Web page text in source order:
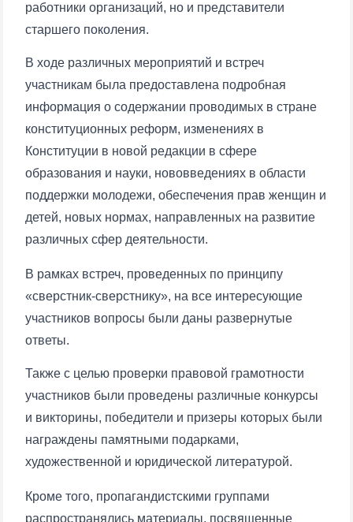
Ваше имя и фамилия
Ваш номер телефона
Почта
отправить
работники организаций, но и представители
старшего поколения.
В ходе различных мероприятий и встреч
участникам была предоставлена подробная
информация о содержании проводимых в стране
конституционных реформ, изменениях в
Конституции в новой редакции в сфере
образования и науки, нововведениях в области
поддержки молодежи, обеспечения прав женщин и
детей, новых нормах, направленных на развитие
различных сфер деятельности.
В рамках встреч, проведенных по принципу
«сверстник-сверстнику», на все интересующие
участников вопросы были даны развернутые
ответы.
Также с целью проверки правовой грамотности
участников были проведены различные конкурсы
и викторины, победители и призеры которых были
награждены памятными подарками,
художественной и юридической литературой.
Кроме того, пропагандистскими группами
распространялись материалы, посвященные